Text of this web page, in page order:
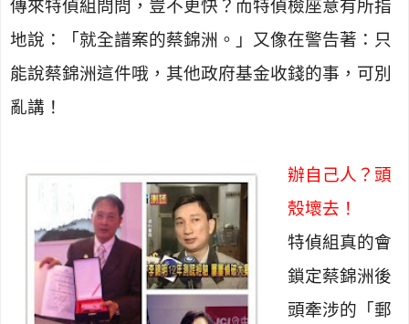
傳來特偵組問問，豈不更快？而特偵檢座意有所指
地說：「就全譜案的蔡錦洲。」又像在警告著：只
能說蔡錦洲這件哦，其他政府基金收錢的事，可別
亂講！
辦自己人？頭
殼壞去！
特偵組真的會
鎖定蔡錦洲後
頭牽涉的「郵